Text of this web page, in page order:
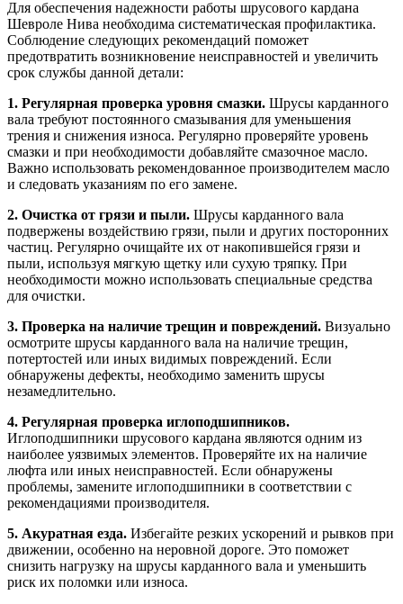
Для обеспечения надежности работы шрусового кардана
Шевроле Нива необходима систематическая профилактика.
Соблюдение следующих рекомендаций поможет
предотвратить возникновение неисправностей и увеличить
срок службы данной детали:
1. Регулярная проверка уровня смазки. Шрусы карданного
вала требуют постоянного смазывания для уменьшения
трения и снижения износа. Регулярно проверяйте уровень
смазки и при необходимости добавляйте смазочное масло.
Важно использовать рекомендованное производителем масло
и следовать указаниям по его замене.
2. Очистка от грязи и пыли. Шрусы карданного вала
подвержены воздействию грязи, пыли и других посторонних
частиц. Регулярно очищайте их от накопившейся грязи и
пыли, используя мягкую щетку или сухую тряпку. При
необходимости можно использовать специальные средства
для очистки.
3. Проверка на наличие трещин и повреждений. Визуально
осмотрите шрусы карданного вала на наличие трещин,
потертостей или иных видимых повреждений. Если
обнаружены дефекты, необходимо заменить шрусы
незамедлительно.
4. Регулярная проверка иглоподшипников.
Иглоподшипники шрусового кардана являются одним из
наиболее уязвимых элементов. Проверяйте их на наличие
люфта или иных неисправностей. Если обнаружены
проблемы, замените иглоподшипники в соответствии с
рекомендациями производителя.
5. Акуратная езда. Избегайте резких ускорений и рывков при
движении, особенно на неровной дороге. Это поможет
снизить нагрузку на шрусы карданного вала и уменьшить
риск их поломки или износа.